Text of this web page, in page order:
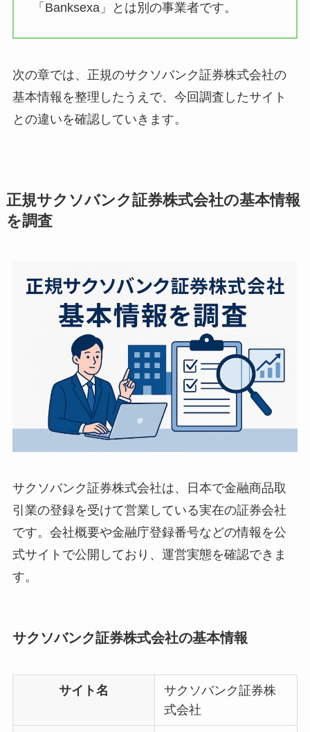
「Banksexa」とは別の事業者です。
次の章では、正規のサクソバンク証券株式会社の
基本情報を整理したうえで、今回調査したサイト
との違いを確認していきます。
正規サクソバンク証券株式会社の基本情報
を調査
サクソバンク証券株式会社は、日本で金融商品取
引業の登録を受けて営業している実在の証券会社
です。会社概要や金融庁登録番号などの情報を公
式サイトで公開しており、運営実態を確認できま
す。
サクソバンク証券株式会社の基本情報
サイト名
サクソバンク証券株
式会社